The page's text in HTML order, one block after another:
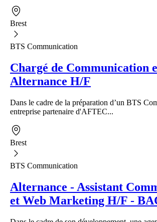
Brest
BTS Communication
Chargé de Communication
Alternance H/F
Dans le cadre de la préparation d’un BTS
entreprise partenaire d'AFTEC...
Brest
BTS Communication
Alternance - Assistant
et Web Marketing H/F -